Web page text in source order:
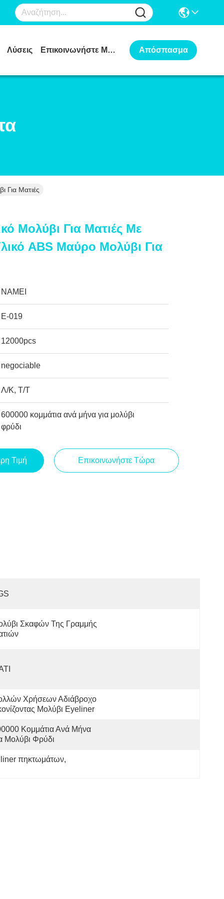
Λύσεις Επικοινωνήστε Μαζί Μας Απόσπασμα
Για Ματιές
Μολύβι Για Ματιές Με
ABS Μαύρο Μολύβι Για
NAMEI
Ε-019
12000pcs
negociable
Λ/Κ, Τ/Τ
600000 κομμάτια ανά μήνα για μολύβι
φρύδι
Τιμή Επικοινωνήστε Τώρα
Σκαφών Της Γραμμής
Χρήσεων Αδιάβροχο
Μολύβι Eyeliner
Κομμάτια Ανά Μήνα
Μολύβι Φρύδι
πηκτωμάτων,